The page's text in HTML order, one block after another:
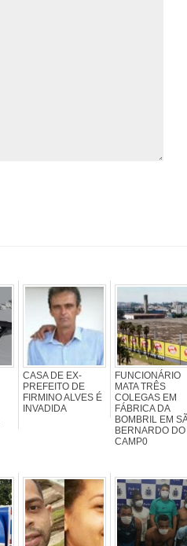
CASA DE EX-
PREFEITO DE
FIRMINO ALVES É
INVADIDA
FUNCIONÁRIO
MATA TRÊS
COLEGAS EM
FÁBRICA DA
BOMBRIL EM
BERNARDO DO
CAMP0